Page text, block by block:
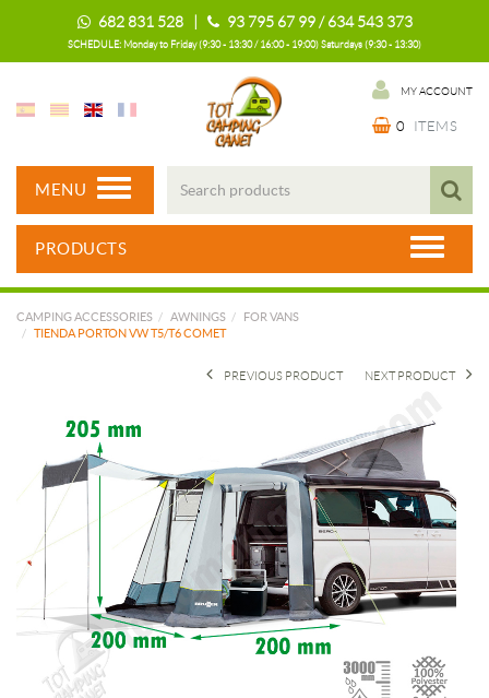
682 831 528 | 93 795 67 99 / 634 543 373
SCHEDULE: Monday to Friday (9:30 - 13:30 / 16:00 - 19:00) Saturdays (9:30 - 13:30)
MY ACCOUNT
0 ITEMS
MENU
PRODUCTS
CAMPING ACCESSORIES AWNINGS
FOR VANS
TIENDA PORTON VW T5/T6 COMET
NEXT PRODUCT
PREVIOUS PRODUCT